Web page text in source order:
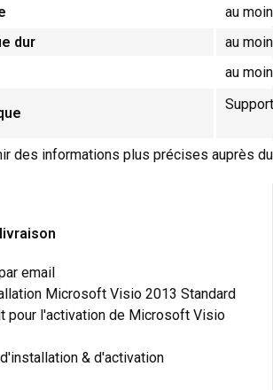
au
dur
au
au
des informations plus précises auprès
email
Microsoft Visio 2013 Standard
pour l'activation de Microsoft Visio
& d'activation